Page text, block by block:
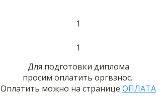
1
1
Для подготовки диплома
просим оплатить оргвзнос.
Оплатить можно на странице ОПЛАТА